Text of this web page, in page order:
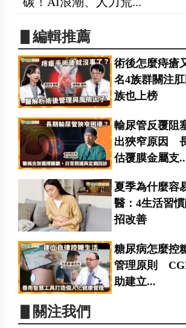
▋編輯推薦
術後怎麼痔瘡
名4族群關注
族也上榜
輸尿管反覆阻
出狹窄原因
估覆膜金屬支
夏季為什麼容
醫：4生活習
招改善
糖尿病怎麼控
管理原則
助建立...
▋關注我們